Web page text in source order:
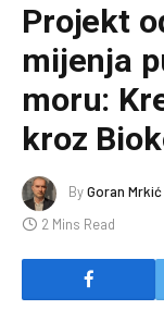
Projekt
mijenja
moru:
kroz
ByGoran Mrkić
2 Mins Read